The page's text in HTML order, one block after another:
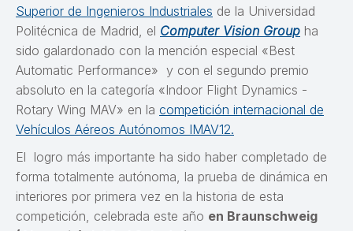
Superior de Ingenieros Industriales de la Universidad
Politécnica de Madrid, el Computer Vision Group ha
sido galardonado con la mención especial «Best
Automatic Performance» y con el segundo premio
absoluto en la categoría «Indoor Flight Dynamics -
Rotary Wing MAV» en la competición internacional de
Vehículos Aéreos Autónomos IMAV12.
El logro más importante ha sido haber completado de
forma totalmente autónoma, la prueba de dinámica en
interiores por primera vez en la historia de esta
competición, celebrada este año en Braunschweig